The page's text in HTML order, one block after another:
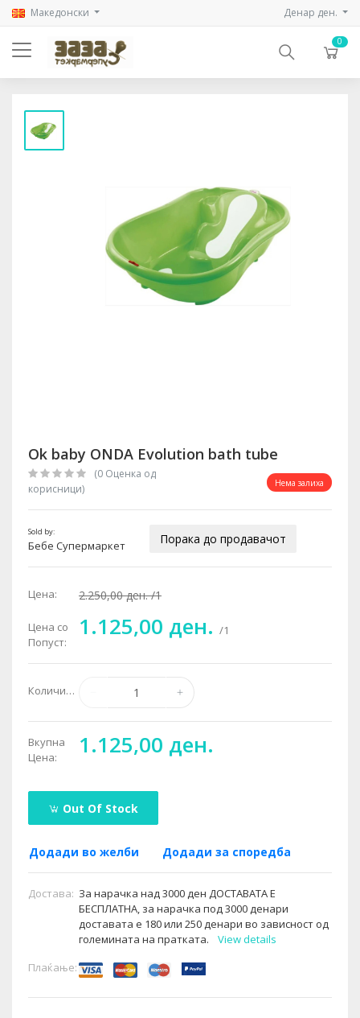
Mакедонски Денар ден.
0
Ok baby ONDA Evolution bath tube
(0 Oценка од
корисници)
Нема залиха
Sold by:
Бебе Супермаркет Порака до продавачот
Цена: 2.250,00 ден./1
Цена со
Попуст:
1.125,00 ден. /1
Количина:
Вкупна
Цена:
1.125,00 ден.
Out Of Stock
Додади во желби Додади за споредба
Достава: За нарачка над 3000 ден ДОСТАВАТА Е
БЕСПЛАТНА, за нарачка под 3000 денари
доставата е 180 или 250 денари во зависност од
големината на пратката.
View details
Плаќање: